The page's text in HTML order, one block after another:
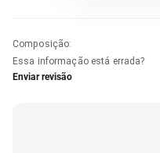
Composição:
Essa informação está errada?
Enviar revisão